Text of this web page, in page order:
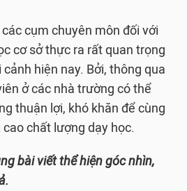
cụm chuyên môn đối với
cơ sở thực ra rất quan trọng
hiện nay. Bởi, thông qua
ở các nhà trường có thể
thuận lợi, khó khăn để cùng
chất lượng dạy học.
bài viết thể hiện góc nhìn,